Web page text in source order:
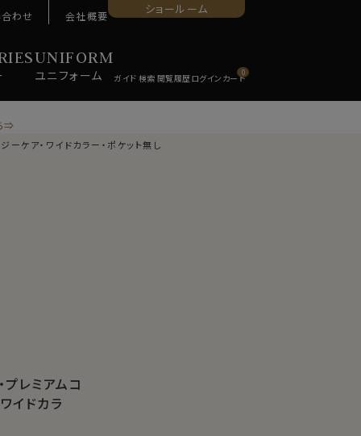
UNIFORM
ユニ フォーム
わせ 会社概要 ショールーム
0
⇒
ーケア・ワイドカラー・ポケット無し
プレミアムコ
イドカラ